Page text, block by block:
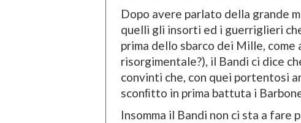
Dopo avere parlato della grande
quelli gli insorti ed i guerriglieri
prima dello sbarco dei Mille,
risorgimentale?), il Bandi ci dice
convinti che, con quei portentosi
sconﬁtto in prima battuta i
Insomma il Bandi non ci sta a